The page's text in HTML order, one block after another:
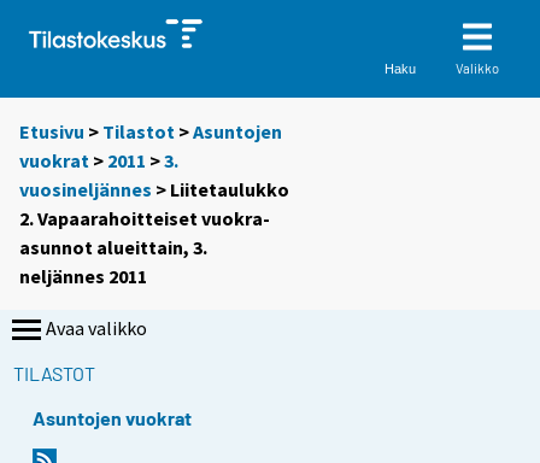
Haku Valikko
Etusivu > Tilastot >Asuntojen
vuokrat > 2011 >3.
vuosineljännes > Liitetaulukko
2. Vapaarahoitteiset vuokra-
asunnot alueittain, 3.
neljännes 2011
Avaa valikko
TILASTOT
Asuntojen vuokrat